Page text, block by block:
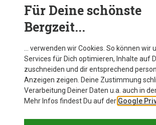
Den besten Anhaltspunkt liefern daher
Werte: die Fußlänge und die Innenlänge
Bei Kinderwinterstiefeln sollte die
Zentimeter größer als die Fußlänge sein.
Für Deine schönste
Bergzeit...
… verwenden wir Cookies. So können wir
Services für Dich optimieren, Inhalte auf
zuschneiden und dir entsprechend
Anzeigen zeigen. Deine Zustimmung
Verarbeitung Deiner Daten u.a. auch in
Mehr Infos findest Du auf der Google